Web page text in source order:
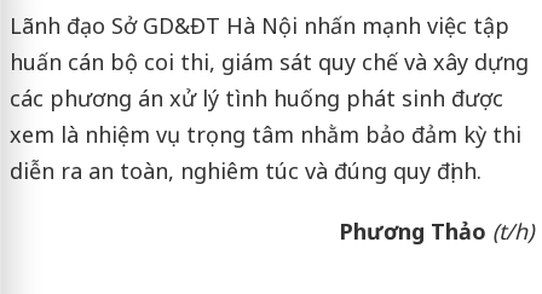
Lãnh đạo Sở GD&ĐT Hà Nội nhấn mạnh việc tập
huấn cán bộ coi thi, giám sát quy chế và xây dựng
các phương án xử lý tình huống phát sinh được
xem là nhiệm vụ trọng tâm nhằm bảo đảm kỳ thi
diễn ra an toàn, nghiêm túc và đúng quy định.
Phương Thảo (t/h)